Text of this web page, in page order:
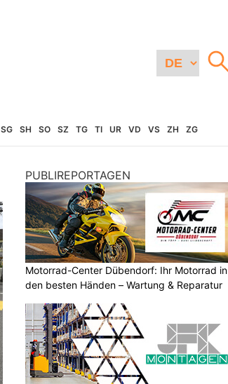
SG SH SO SZ TG TI UR VD VS ZH ZG
PUBLIREPORTAGEN
Motorrad-Center Dübendorf: Ihr Motorrad in
den besten Händen – Wartung & Reparatur